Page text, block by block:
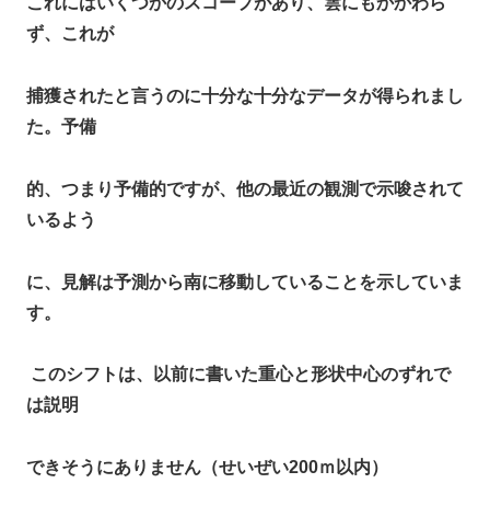
ず、これが
捕獲されたと言うのに十分な十分なデータが得られまし
た。予備
的、つまり予備的ですが、他の最近の観測で示唆されて
いるよう
に、見解は予測から南に移動していることを示していま
す。
このシフトは、以前に書いた重心と形状中心のずれで
は説明
できそうにありません（せいぜい200ｍ以内）